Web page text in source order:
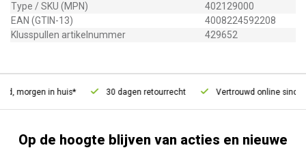
Type / SKU (MPN)
402129000
EAN (GTIN-13)
4008224592208
Klusspullen artikelnummer
429652
morgen in huis* 30 dagen retourrecht Vertrouwd online sinds
Op de hoogte blijven van acties en nieuwe